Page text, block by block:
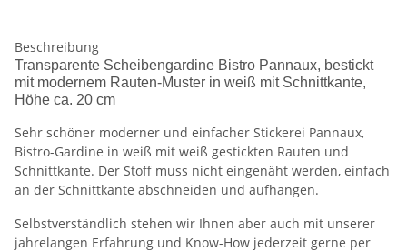
Beschreibung
Transparente Scheibengardine Bistro Pannaux, bestickt
mit modernem Rauten-Muster in weiß mit Schnittkante,
Höhe ca. 20 cm
Sehr schöner moderner und einfacher Stickerei Pannaux,
Bistro-Gardine in weiß mit weiß gestickten Rauten und
Schnittkante. Der Stoff muss nicht eingenäht werden, einfach
an der Schnittkante abschneiden und aufhängen.
Selbstverständlich stehen wir Ihnen aber auch mit unserer
jahrelangen Erfahrung und Know-How jederzeit gerne per